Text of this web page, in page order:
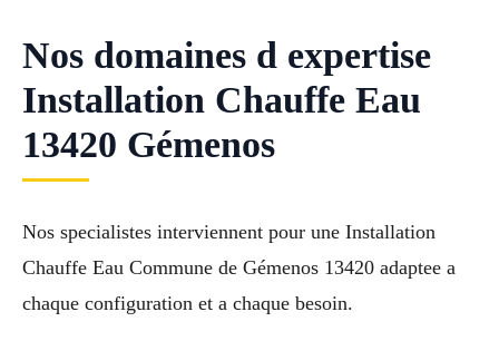
Nos domaines d expertise
Installation Chauffe Eau
13420 Gémenos
Nos specialistes interviennent pour une Installation
Chauffe Eau Commune de Gémenos 13420 adaptee a
chaque configuration et a chaque besoin.